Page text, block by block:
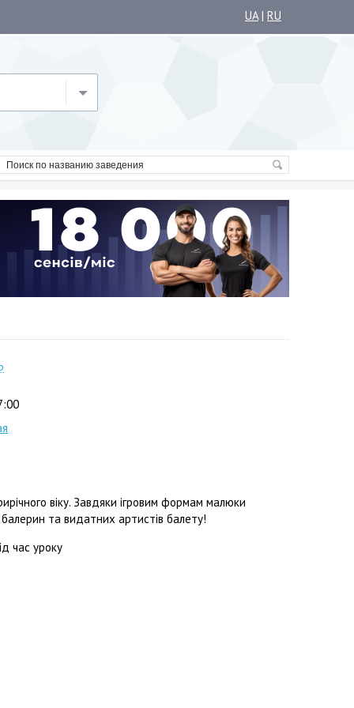
UA| RU
віку. Завдяки ігровим формам малюки
та видатних артистів балету!
час уроку